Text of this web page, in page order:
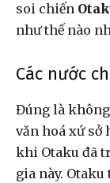
soi chiến
như thế nào
Các nước
Đúng là
văn hoá xứ sở
khi Otaku đã
gia này.